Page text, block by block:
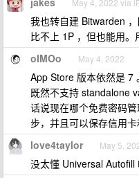
May 4, 2022 via
我也转自建 Bitwarden
比不上 1P ，但也能用。
oIMOo May 4, 2022
App Store 版本依然是 7 。
既然不支持 standalone
话说现在哪个免费密码
步，并且可以保存信用
love4taylor May 5,
没太懂 Universal